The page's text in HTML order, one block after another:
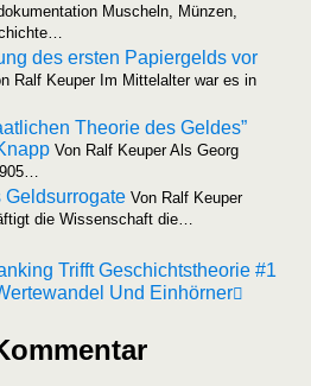
Muscheln, Mün­zen,
des ers­ten Papier­gelds vor
Ralf Keu­per Im Mit­tel­al­ter war es in
Theo­rie des Gel­des”
Von Ralf Keu­per Als Georg
Geld­sur­ro­ga­te Von Ralf Keu­per
die Wis­sen­schaft die…
Trifft Geschichtstheorie #1
Und Einhörner